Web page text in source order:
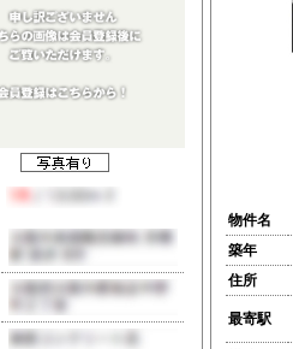
物件名
築年
住所
最寄駅